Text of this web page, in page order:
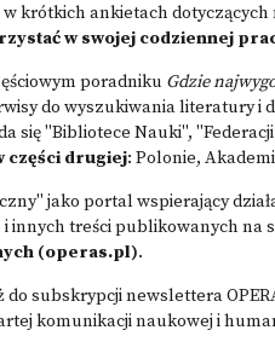
w krótkich ankietach
w swojej codziennej
poradniku Gdzie
do wyszukiwania literatury i
się "Bibliotece Nauki",
części drugiej: Polonie,
jako portal wspierający
innych treści publikowanych na
(operas.pl).
do subskrypcji newslettera
komunikacji naukowej i